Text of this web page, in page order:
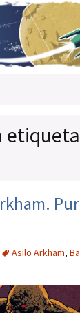
Asilo Arkham,